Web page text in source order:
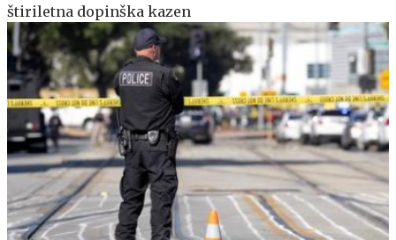
štiriletna dopinška kazen